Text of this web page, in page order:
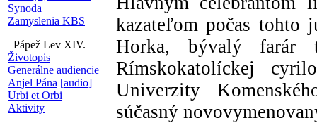
Synoda
Zamyslenia KBS
Pápež Lev XIV.
Životopis
Generálne audiencie
Anjel Pána [audio]
Urbi et Orbi
Aktivity
kazateľom počas tohto
Horka, bývalý farár
Rímskokatolíckej
Univerzity
súčasný